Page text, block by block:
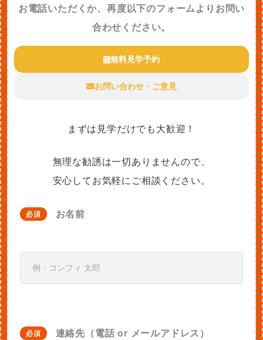
お電話いただくか、再度以下のフォームよりお問い
合わせください。
無料見学予約
お問い合わせ・ご意見
まずは見学だけでも大歓迎！
無理な勧誘は一切ありませんので、
安心してお気軽にご相談ください。
必須 お名前
必須 連絡先（電話 or メールアドレス）